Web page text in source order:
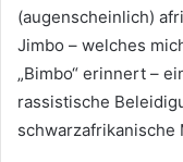
(augenscheinlich)
Jimbo – welches
„Bimbo“ erinnert –
rassistische
schwarzafrikanische